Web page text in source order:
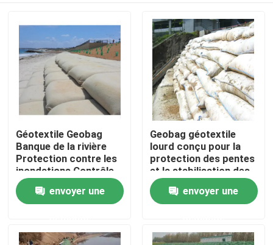
Aperçu
Produits
Vidéos
Géotextile Geobag
Banque de la rivière
Protection contre les
inondations Contrôle
des inondations
Polyester non tissé
Géotextile Geobag
Geotextile Geobag
envoyer une
Geobag géotextile
lourd conçu pour la
protection des pentes
et la stabilisation des
berges, la protection
des côtes et les
mesures de sécurité
envoyer une